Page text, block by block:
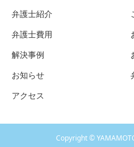
弁護士紹介
弁護士費用
解決事例
お知らせ
アクセス
Copyright ©